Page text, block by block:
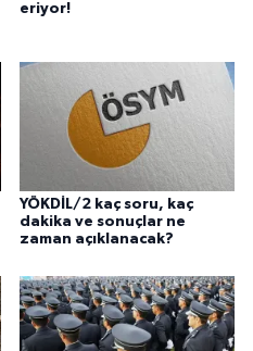
eriyor!
YÖKDİL/2 kaç soru, kaç
dakika ve sonuçlar ne
zaman açıklanacak?